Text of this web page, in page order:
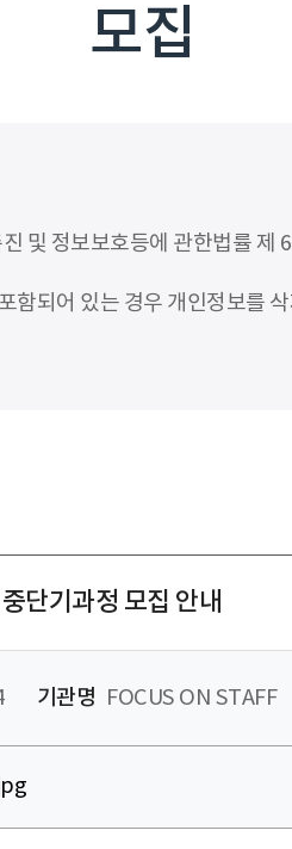
모집
및 정보보호등에 관한법률 제
되어 있는 경우 개인정보를
단기과정 모집 안내
기관명 FOCUS ON STAFF